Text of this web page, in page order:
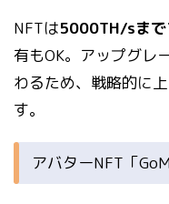
NFTは5000TH/sまで
有もOK。アップグレ
わるため、戦略的に
す。
アバターNFT「